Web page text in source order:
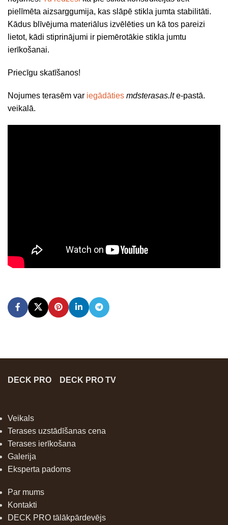
pielīmēta aizsarggumija, kas slāpē stikla jumta stabilitāti.
Kādus blīvējuma materiālus izvēlēties un kā tos pareizi
lietot, kādi stiprinājumi ir piemērotākie stikla jumtu
ierīkošanai.
Priecīgu skatīšanos!
Nojumes terasēm var iegādāties mdsterasas.lte-pastā.
veikalā.
DECK PRO DECK PRO TV
Veikals
Terases uzstādīšanas cena
Terases ierīkošana
Galerija
Eksperta padoms
Par mums
Kontakti
DECK PRO tālākpārdevējs